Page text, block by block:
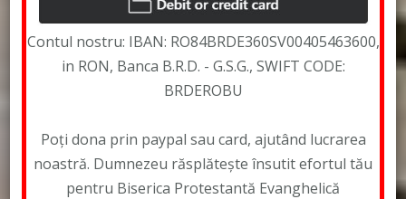
Contul nostru: IBAN: RO84BRDE360SV00405463600,
in RON, Banca B.R.D. - G.S.G., SWIFT CODE:
BRDEROBU
Poți dona prin paypal sau card, ajutând lucrarea
noastră. Dumnezeu răsplătește însutit efortul tău
pentru Biserica Protestantă Evanghelică